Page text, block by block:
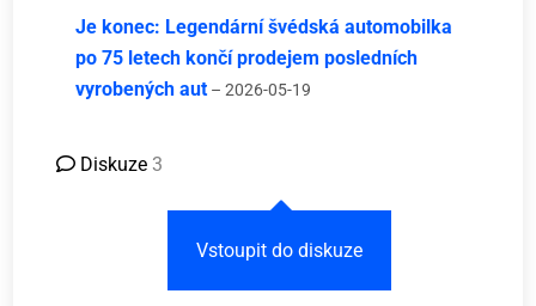
Je konec: Legendární švédská automobilka
po 75 letech končí prodejem posledních
vyrobených aut – 2026-05-19
Diskuze 3
Vstoupit do diskuze